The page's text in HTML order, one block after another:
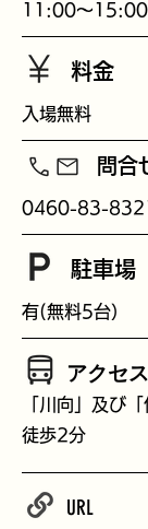
11:00～15:00
料金
入場無料
問合
0460-83-
駐車場
有(無料5台）
​アクセス
「川向」及び
徒歩2分
URL